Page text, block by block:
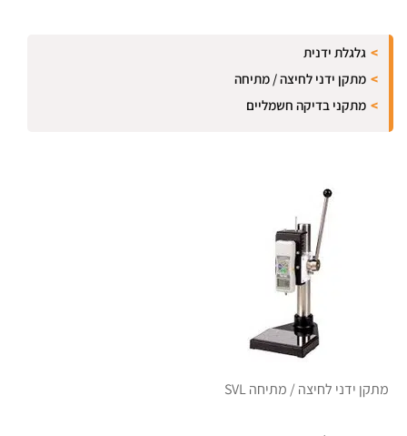
גלגלת ידנית
מתקן ידני לחיצה / מתיחה
מתקני בדיקה חשמליים
מתקן ידני לחיצה / מתיחה SVL